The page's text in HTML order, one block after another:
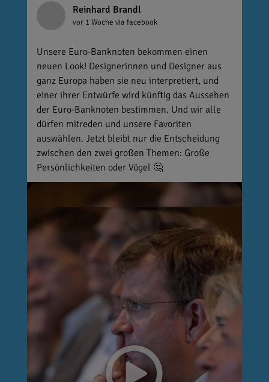
Reinhard Brandl
vor 1 Woche via facebook
Unsere Euro-Banknoten bekommen einen
neuen Look! Designerinnen und Designer aus
ganz Europa haben sie neu interpretiert, und
einer ihrer Entwürfe wird künftig das Aussehen
der Euro-Banknoten bestimmen. Und wir alle
dürfen mitreden und unsere Favoriten
auswählen. Jetzt bleibt nur die Entscheidung
zwischen den zwei großen Themen: Große
Persönlichkeiten oder Vögel 🤔